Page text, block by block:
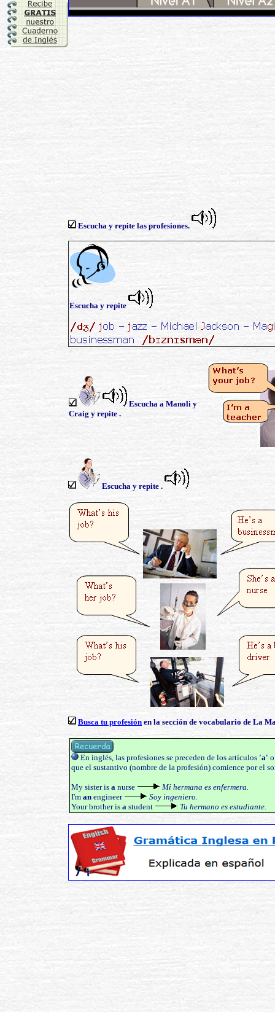
Escucha y repite las profesiones.
Escucha y repite
Escucha a Manoli y
Craig y repite .
Escucha y repite .
Busca tu profesión en la sección de vocabulario de La
En inglés, las profesiones se preceden de los artículos 'a'
que el sustantivo (nombre de la profesión) comience por el
My sister is a nurse
Mi hermana es enfermera.
I'm an engineer
Soy ingeniero.
Your brother is a student Tu hermano es estudiante.